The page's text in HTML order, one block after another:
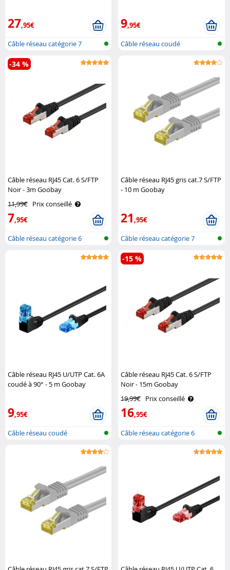
27,95€
Câble réseau catégorie 7
9,95€
Câble réseau coudé
Câble réseau RJ45 Cat. 6 S/FTP
Noir - 3m Goobay
11,99€ Prix conseillé
7,95€
-34 %
Câble réseau catégorie 6
Câble réseau RJ45 gris cat.7 S/FTP
- 10 m Goobay
21,95€
Câble réseau catégorie 7
Câble réseau RJ45 U/UTP Cat. 6A
coudé à 90° - 5 m Goobay
9,95€
Câble réseau coudé
Câble réseau RJ45 Cat. 6 S/FTP
Noir - 15m Goobay
19,99€ Prix conseillé
16,95€
-15 %
Câble réseau catégorie 6